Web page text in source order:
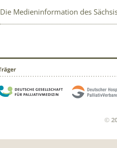
Die Medieninformation des
©